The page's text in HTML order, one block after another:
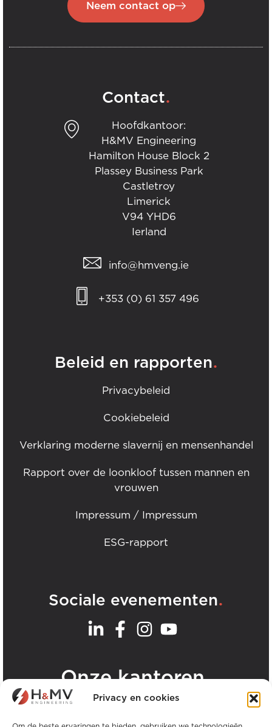
Privacy en cookies
Neem contact op
Contact.
Hoofdkantoor:
H&MV Engineering
Hamilton House Block 2
Plassey Business Park
Castletroy
Limerick
V94 YHD6
Ierland
info@hmveng.ie
+353 (0) 61 357 496
Beleid en rapporten.
Privacybeleid
Cookiebeleid
Verklaring moderne slavernij en mensenhandel
Rapport over de loonkloof tussen mannen en
vrouwen
Impressum / Impressum
ESG-rapport
Sociale evenementen.
Onze kantoren.
Bekijk alle H&MV kantoren